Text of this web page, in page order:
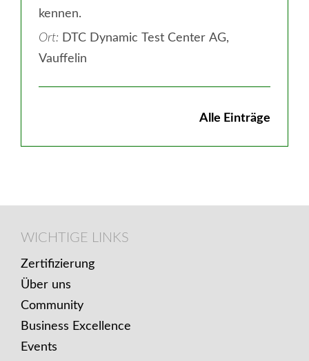
kennen.
Ort: DTC Dynamic Test Center AG,
Vauffelin
Alle Einträge
WICHTIGE
WICHTIGE LINKS
Zertifizierung
Über uns
Community
Business Excellence
Events